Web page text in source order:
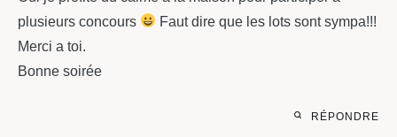
plusieurs concours
Faut dire que les lots sont sympa!!!
Merci a toi.
Bonne soirée
RÉPONDRE